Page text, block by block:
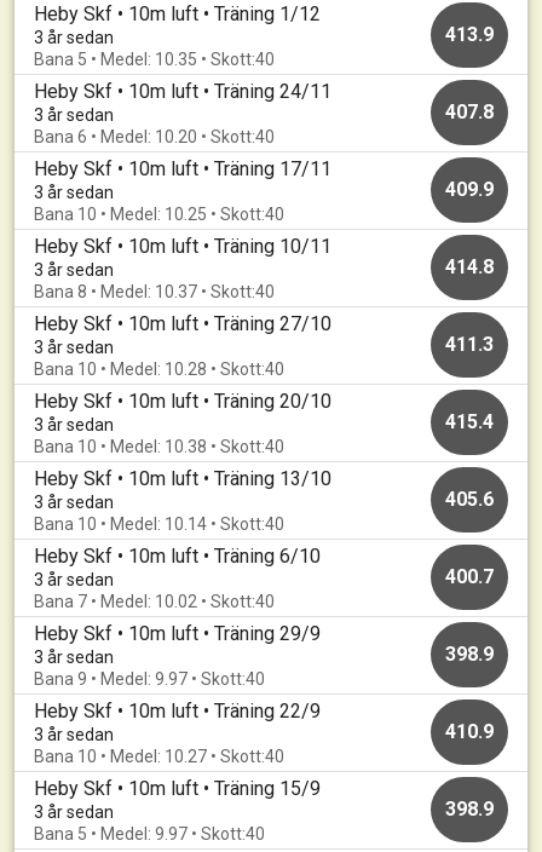
Heby Skf • 10m luft • Träning 1/12
3 år sedan
Bana 5 • Medel: 10.35 • Skott:40
413.9
Heby Skf • 10m luft • Träning 24/11
3 år sedan
Bana 6 • Medel: 10.20 • Skott:40
407.8
Heby Skf • 10m luft • Träning 17/11
3 år sedan
Bana 10 • Medel: 10.25 • Skott:40
409.9
Heby Skf • 10m luft • Träning 10/11
3 år sedan
Bana 8 • Medel: 10.37 • Skott:40
414.8
Heby Skf • 10m luft • Träning 27/10
3 år sedan
Bana 10 • Medel: 10.28 • Skott:40
411.3
Heby Skf • 10m luft • Träning 20/10
3 år sedan
Bana 10 • Medel: 10.38 • Skott:40
415.4
Heby Skf • 10m luft • Träning 13/10
3 år sedan
Bana 10 • Medel: 10.14 • Skott:40
405.6
Heby Skf • 10m luft • Träning 6/10
3 år sedan
Bana 7 • Medel: 10.02 • Skott:40
400.7
Heby Skf • 10m luft • Träning 29/9
3 år sedan
Bana 9 • Medel: 9.97 • Skott:40
398.9
Heby Skf • 10m luft • Träning 22/9
3 år sedan
Bana 10 • Medel: 10.27 • Skott:40
410.9
Heby Skf • 10m luft • Träning 15/9
3 år sedan
Bana 5 • Medel: 9.97 • Skott:40
398.9